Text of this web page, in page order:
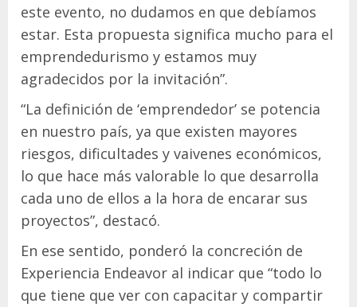
este evento, no dudamos en que debíamos
estar. Esta propuesta significa mucho para el
emprendedurismo y estamos muy
agradecidos por la invitación”.
“La definición de ‘emprendedor’ se potencia
en nuestro país, ya que existen mayores
riesgos, dificultades y vaivenes económicos,
lo que hace más valorable lo que desarrolla
cada uno de ellos a la hora de encarar sus
proyectos”, destacó.
En ese sentido, ponderó la concreción de
Experiencia Endeavor al indicar que “todo lo
que tiene que ver con capacitar y compartir